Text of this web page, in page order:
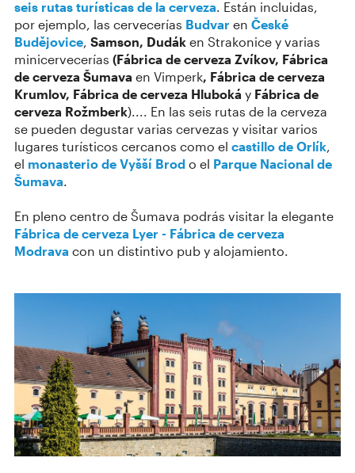
seis rutas turísticas de la cerveza. Están incluidas,
por ejemplo, las cervecerías Budvar en České
Budějovice, Samson, Dudák en Strakonice y varias
minicervecerías (Fábrica de cerveza Zvíkov, Fábrica
de cerveza Šumava en Vimperk, Fábrica de cerveza
Krumlov, Fábrica de cerveza Hluboká y Fábrica de
cerveza Rožmberk).... En las seis rutas de la cerveza
se pueden degustar varias cervezas y visitar varios
lugares turísticos cercanos como el castillo de Orlík,
el monasterio de Vyšší Brod o el Parque Nacional de
Šumava.
En pleno centro de Šumava podrás visitar la elegante
Fábrica de cerveza Lyer - Fábrica de cerveza
Modrava con un distintivo pub y alojamiento.